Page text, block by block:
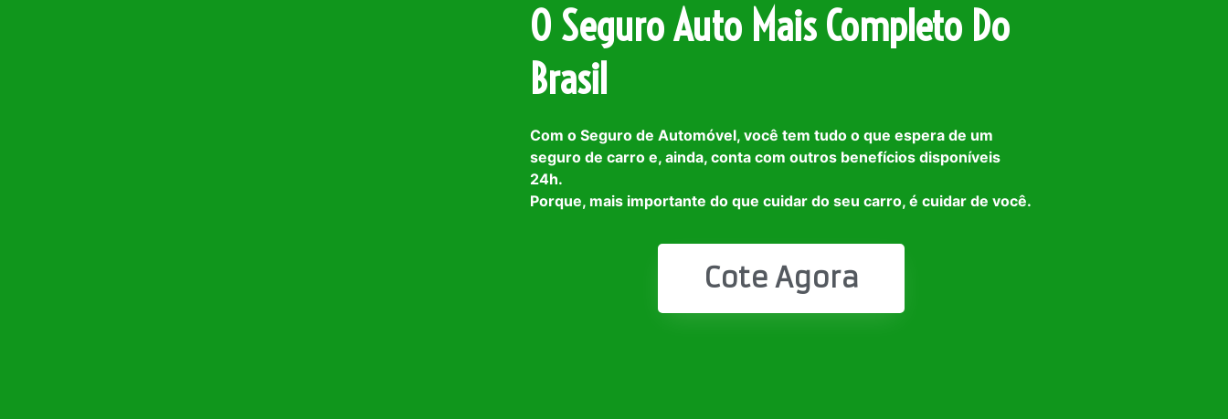
O Seguro Auto Mais Completo Do
Brasil
Com o Seguro de Automóvel, você tem tudo o que espera de um
seguro de carro e, ainda, conta com outros benefícios disponíveis
24h.
Porque, mais importante do que cuidar do seu carro, é cuidar de você.
Cote Agora